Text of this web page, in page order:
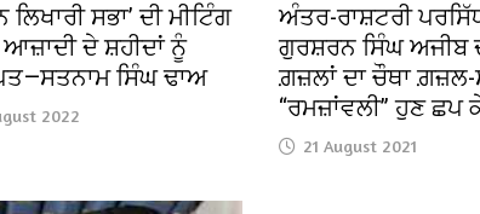
ਸਭਾ’ ਦੀ ਮੀਟਿੰਗ
ਆਜ਼ਾਦੀ ਦੇ ਸ਼ਹੀਦਾਂ ਨੂੰ
ਸਿੰਘ ਢਾਅ
2022
ਅੰਤਰ-ਰਾਸ਼ਟਰੀ
ਗੁਰਸ਼ਰਨ ਸਿੰਘ ਅਜੀਬ
ਗ਼ਜ਼ਲਾਂ ਦਾ ਚੌਥਾ
“ਰਮਜ਼ਾਂਵਲੀ” ਹੁਣ ਛਪ
21 August 2021